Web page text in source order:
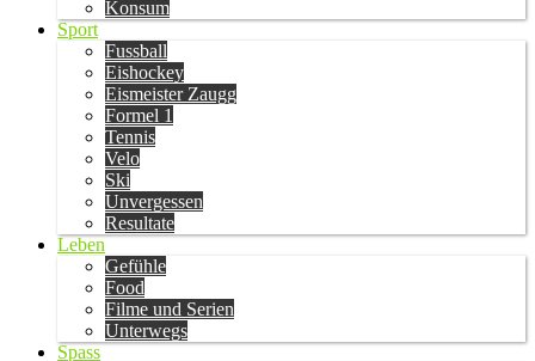
Konsum
Sport
Fussball
Eishockey
Eismeister Zaugg
Formel 1
Tennis
Velo
Ski
Unvergessen
Resultate
Leben
Gefühle
Food
Filme und Serien
Unterwegs
Spass